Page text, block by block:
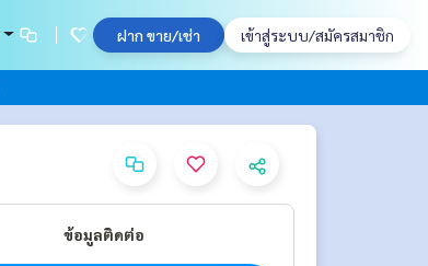
ฝาก ขาย/เช่า เข้าสู่ระบบ/สมัครสมาชิก
ข้อมูลติดต่อ